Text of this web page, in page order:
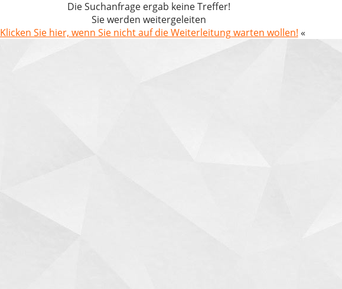
Die Suchanfrage ergab keine Treffer!
Sie werden weitergeleiten
Klicken Sie hier, wenn Sie nicht auf die Weiterleitung warten wollen! «